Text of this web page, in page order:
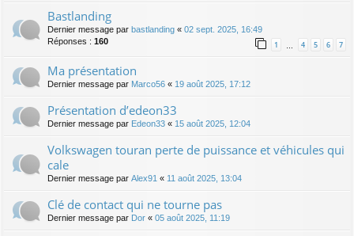
Bastlanding
Dernier message par bastlanding « 02 sept. 2025, 16:49
Réponses : 160 1 … 4 5 6 7
Ma présentation
Dernier message par Marco56 « 19 août 2025, 17:12
Présentation d’edeon33
Dernier message par Edeon33 « 15 août 2025, 12:04
Volkswagen touran perte de puissance et véhicules qui
cale
Dernier message par Alex91 « 11 août 2025, 13:04
Clé de contact qui ne tourne pas
Dernier message par Dor « 05 août 2025, 11:19